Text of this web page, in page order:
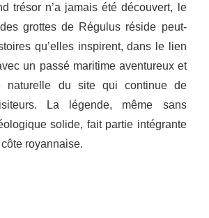
trésor n’a jamais été découvert, le
grottes de Régulus réside peut-
qu’elles inspirent, dans le lien
un passé maritime aventureux et
naturelle du site qui continue de
La légende, même sans
solide, fait partie intégrante
royannaise.